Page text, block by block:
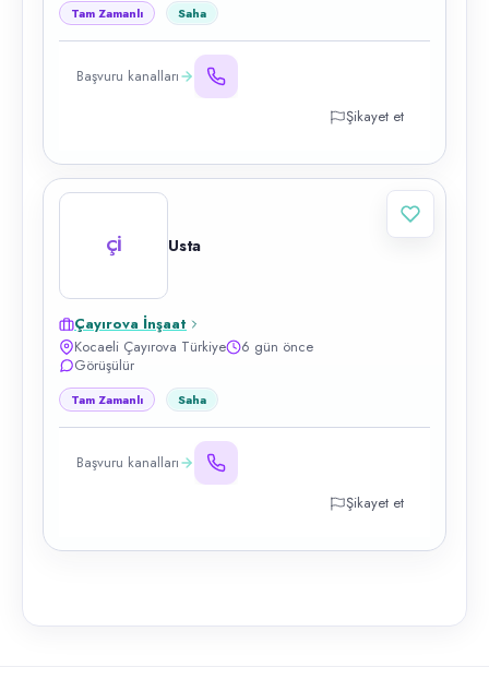
Tam Zamanlı Saha
Başvuru kanalları
Şikayet et
Çİ Usta
Çayırova İnşaat
Kocaeli Çayırova Türkiye
6 gün önce
Görüşülür
Tam Zamanlı Saha
Başvuru kanalları
Şikayet et